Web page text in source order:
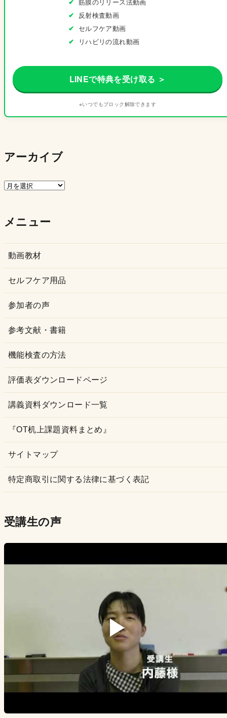
反射検査動画
セルフケア動画
リハビリの流れ動画
LINEで特典を受け取る ＞
※いつでもブロック解除できます
アーカイブ
ア
イ
メニュー
動画教材
セルフケア用品
参加者の声
参考文献・書籍
機能検査の方法
評価表ダウンロードページ
講義資料ダウンロード一覧
『OT机上課題資料まとめ』
サイトマップ
特定商取引に関する法律に基づく表記
受講生の声
▶